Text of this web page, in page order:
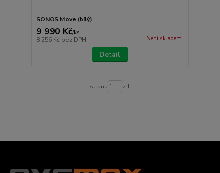
SONOS Move (bílý)
9 990 Kč/ks
8 256 Kč bez DPH Není skladem
Detail
strana z 1